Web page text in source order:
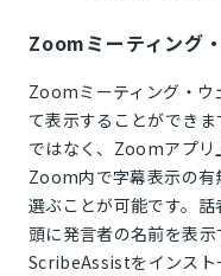
Zoomミーティング
Zoomミーティング・ウ
て表示することができ
ではなく、Zoomアプリ
Zoom内で字幕表示の有
選ぶことが可能です。
頭に発言者の名前を表
ScribeAssistをインス